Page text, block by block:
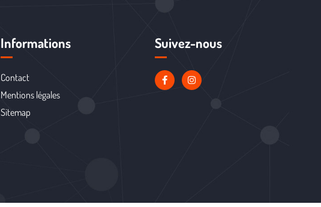
Informations
Contact
Mentions légales
Sitemap
Suivez-nous